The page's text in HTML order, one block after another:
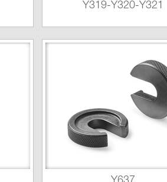
Y319-Y320-Y321